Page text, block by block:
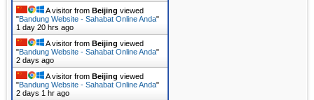
A visitor from Beijing viewed
"Bandung Website - Sahabat Online Anda"
1 day 20 hrs ago
A visitor from Beijing viewed
"Bandung Website - Sahabat Online Anda"
2 days ago
A visitor from Beijing viewed
"Bandung Website - Sahabat Online Anda"
2 days 1 hr ago